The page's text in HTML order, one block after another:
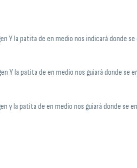
Y la patita de en medio nos indicará donde
Y la patita de en medio nos guiará donde se
y la patita de en medio nos guiará donde se